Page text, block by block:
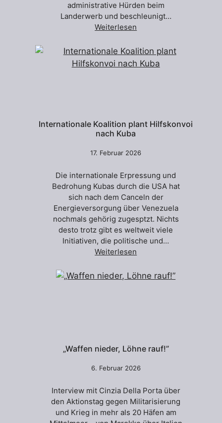
administrative Hürden beim
Landerwerb und beschleunigt…
Weiterlesen
Internationale Koalition plant Hilfskonvoi
nach Kuba
17. Februar 2026
Die internationale Erpressung und
Bedrohung Kubas durch die USA hat
sich nach dem Canceln der
Energieversorgung über Venezuela
nochmals gehörig zugesptzt. Nichts
desto trotz gibt es weltweit viele
Initiativen, die politische und…
Weiterlesen
„Waffen nieder, Löhne rauf!”
6. Februar 2026
Interview mit Cinzia Della Porta über
den Aktionstag gegen Militarisierung
und Krieg in mehr als 20 Häfen am